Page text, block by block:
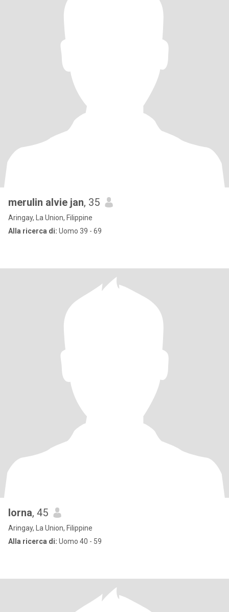
merulin alvie jan, 35
Aringay, La Union, Filippine
Alla ricerca di: Uomo 39 - 69
lorna, 45
Aringay, La Union, Filippine
Alla ricerca di: Uomo 40 - 59